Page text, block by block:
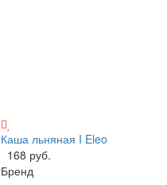
Каша льняная I Eleo
168 руб.
Бренд